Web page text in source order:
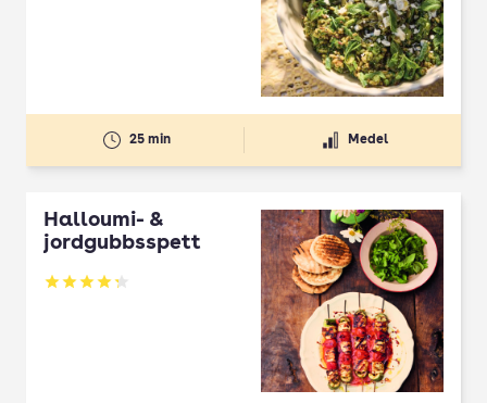
25 min Medel
Halloumi- &
jordgubbsspett
Betyg: 4.3 av 5